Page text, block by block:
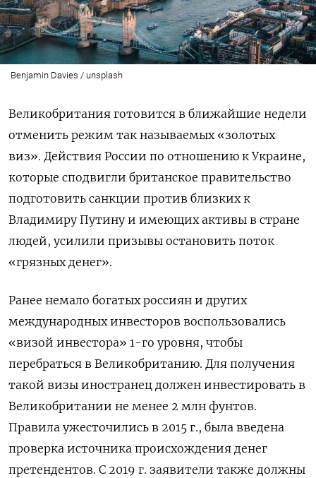
Benjamin Davies / unsplash
Великобритания готовится в ближайшие недели
отменить режим так называемых «золотых
виз». Действия России по отношению к Украине,
которые сподвигли британское правительство
подготовить санкции против близких к
Владимиру Путину и имеющих активы в стране
людей, усилили призывы остановить поток
«грязных денег».
Ранее немало богатых россиян и других
международных инвесторов воспользовались
«визой инвестора» 1-го уровня, чтобы
перебраться в Великобританию. Для получения
такой визы иностранец должен инвестировать в
Великобритании не менее 2 млн фунтов.
Правила ужесточились в 2015 г., была введена
проверка источника происхождения денег
претендентов. С 2019 г. заявители также должны